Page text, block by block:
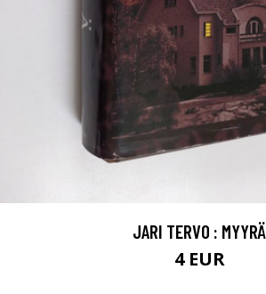
JARI TERVO : MYYRÄ
4 EUR